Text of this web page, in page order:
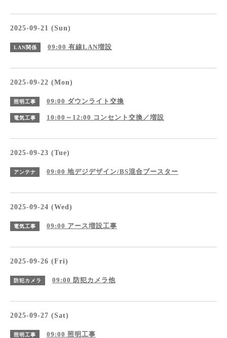
2025-09-21 (Sun)
LAN関係 09:00 有線LAN増設
2025-09-22 (Mon)
照明工事 09:00 ダウンライト交換
電気工事 10:00～12:00 コンセント交換／増設
2025-09-23 (Tue)
アンテナ 09:00 地デジデザイン/BS混合ブースター
2025-09-24 (Wed)
電気工事 09:00 アース増設工事
2025-09-26 (Fri)
防犯カメラ 09:00 防犯カメラ他
2025-09-27 (Sat)
照明工事 09:00 照明工事